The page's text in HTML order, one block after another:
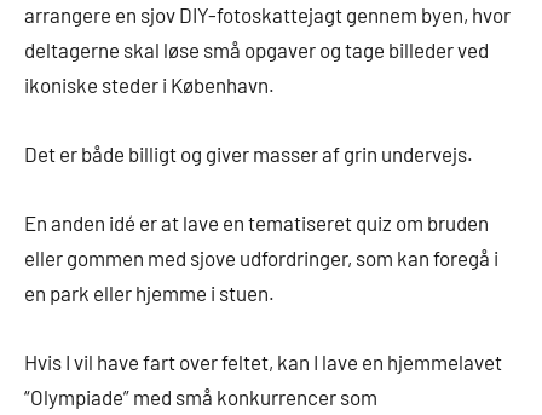
arrangere en sjov DIY-fotoskattejagt gennem byen, hvor
deltagerne skal løse små opgaver og tage billeder ved
ikoniske steder i København.
Det er både billigt og giver masser af grin undervejs.
En anden idé er at lave en tematiseret quiz om bruden
eller gommen med sjove udfordringer, som kan foregå i
en park eller hjemme i stuen.
Hvis I vil have fart over feltet, kan I lave en hjemmelavet
“Olympiade” med små konkurrencer som